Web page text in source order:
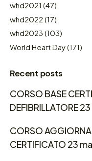
whd2021 (47)
whd2022 (17)
whd2023 (103)
World Heart Day(171)
Recent posts
CORSO BASE
DEFIBRILLATORE
CORSO
CERTIFICATO 23